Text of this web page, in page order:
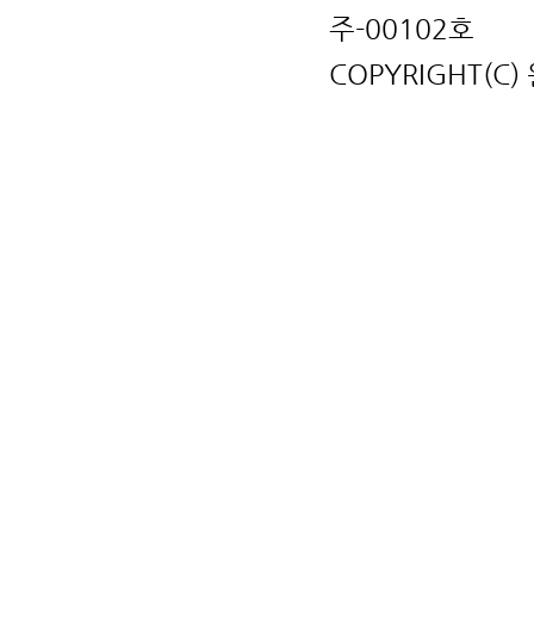
주-00102호
COPYRIGHT(C)